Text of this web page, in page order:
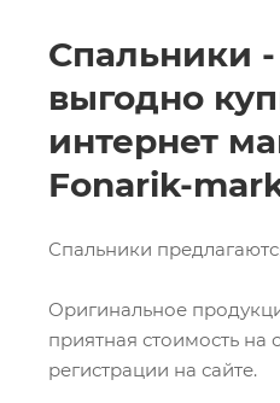
Спальники
выгодно
интернет
Fonarik-
Спальники
Оригинальное
приятная стоимость на
регистрации на сайте.